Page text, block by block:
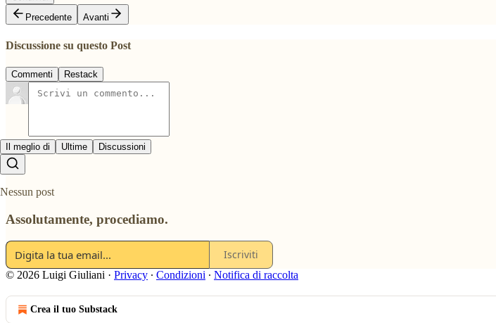
Precedente
Avanti
Discussione su questo Post
Commenti Restack
Il meglio di Ultime Discussioni
Nessun post
Assolutamente, procediamo.
Iscriviti
© 2026 Luigi Giuliani · Privacy ∙ Condizioni ∙ Notifica di raccolta
Crea il tuo Substack